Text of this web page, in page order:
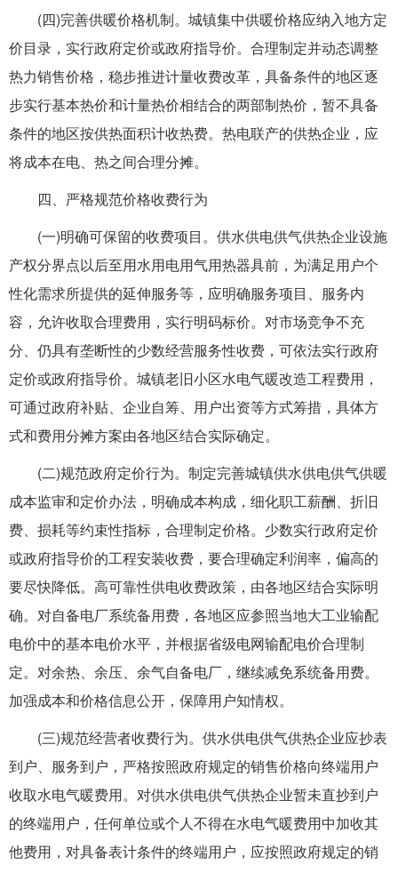
(四)完善供暖价格机制。城镇集中供暖价格应纳入地方定
价目录，实行政府定价或政府指导价。合理制定并动态调整
热力销售价格，稳步推进计量收费改革，具备条件的地区逐
步实行基本热价和计量热价相结合的两部制热价，暂不具备
条件的地区按供热面积计收热费。热电联产的供热企业，应
将成本在电、热之间合理分摊。
四、严格规范价格收费行为
(一)明确可保留的收费项目。供水供电供气供热企业设施
产权分界点以后至用水用电用气用热器具前，为满足用户个
性化需求所提供的延伸服务等，应明确服务项目、服务内
容，允许收取合理费用，实行明码标价。对市场竞争不充
分、仍具有垄断性的少数经营服务性收费，可依法实行政府
定价或政府指导价。城镇老旧小区水电气暖改造工程费用，
可通过政府补贴、企业自筹、用户出资等方式筹措，具体方
式和费用分摊方案由各地区结合实际确定。
(二)规范政府定价行为。制定完善城镇供水供电供气供暖
成本监审和定价办法，明确成本构成，细化职工薪酬、折旧
费、损耗等约束性指标，合理制定价格。少数实行政府定价
或政府指导价的工程安装收费，要合理确定利润率，偏高的
要尽快降低。高可靠性供电收费政策，由各地区结合实际明
确。对自备电厂系统备用费，各地区应参照当地大工业输配
电价中的基本电价水平，并根据省级电网输配电价合理制
定。对余热、余压、余气自备电厂，继续减免系统备用费。
加强成本和价格信息公开，保障用户知情权。
(三)规范经营者收费行为。供水供电供气供热企业应抄表
到户、服务到户，严格按照政府规定的销售价格向终端用户
收取水电气暖费用。对供水供电供气供热企业暂未直抄到户
的终端用户，任何单位或个人不得在水电气暖费用中加收其
他费用，对具备表计条件的终端用户，应按照政府规定的销